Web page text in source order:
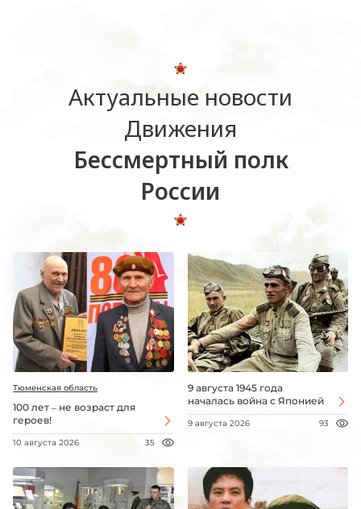
Актуальные новости
Движения
Бессмертный полк
России
Тюменская область
100 лет – не возраст для
героев!
10 августа 2026 35
9 августа 1945 года
началась война с Японией
9 августа 2026 93